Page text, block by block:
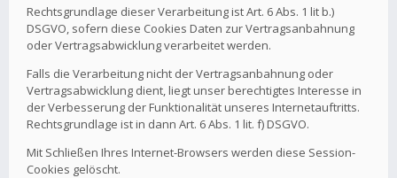
Rechtsgrundlage dieser Verarbeitung ist Art. 6 Abs. 1 lit b.)
DSGVO, sofern diese Cookies Daten zur Vertragsanbahnung
oder Vertragsabwicklung verarbeitet werden.
Falls die Verarbeitung nicht der Vertragsanbahnung oder
Vertragsabwicklung dient, liegt unser berechtigtes Interesse in
der Verbesserung der Funktionalität unseres Internetauftritts.
Rechtsgrundlage ist in dann Art. 6 Abs. 1 lit. f) DSGVO.
Mit Schließen Ihres Internet-Browsers werden diese Session-
Cookies gelöscht.